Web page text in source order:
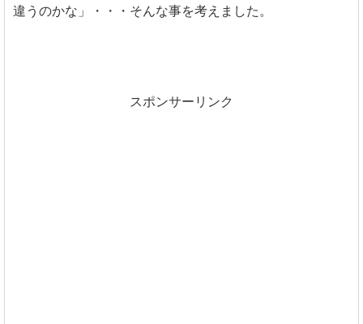
違うのかな」・・・そんな事を考えました。
スポンサーリンク